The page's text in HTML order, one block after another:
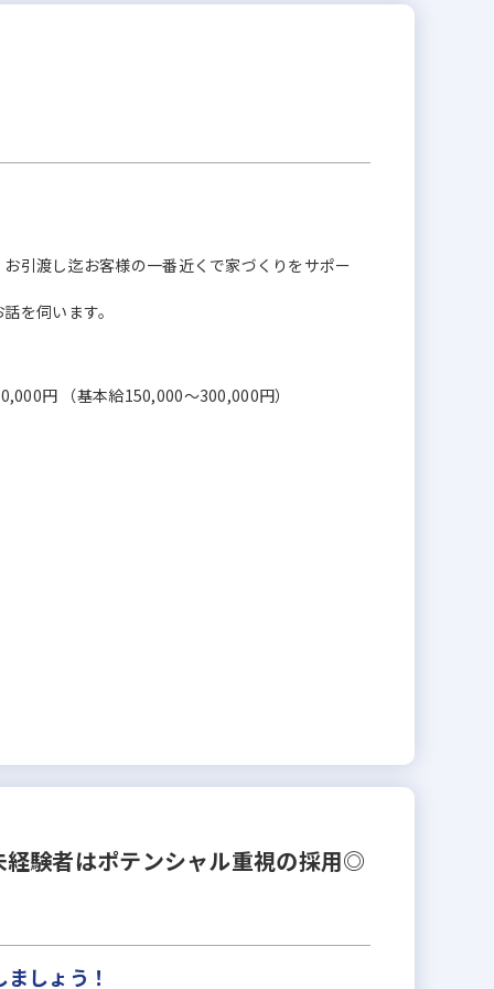
引渡し迄お客様の一番近くで家づくりをサポー
を伺います。
円 （基本給150,000～300,000円）
験者はポテンシャル重視の採用◎
しょう！